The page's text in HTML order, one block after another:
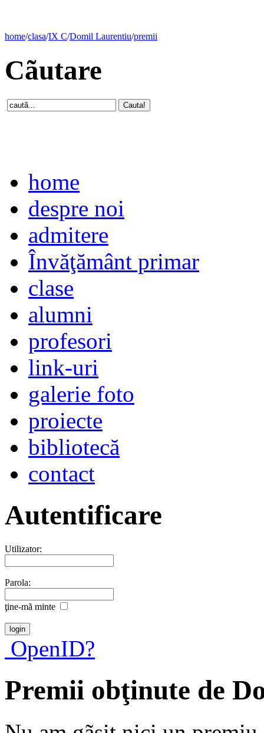
home/clasa/IX C/Domil Laurentiu/premii
Cãutare
home
despre noi
admitere
Învăţământ primar
clase
alumni
profesori
link-uri
galerie foto
proiecte
bibliotecă
contact
Autentificare
Utilizator:
Parola:
ţine-mã minte
OpenID?
Premii obţinute de